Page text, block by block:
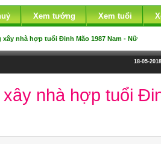
Xem tướng Xem tuổi
xây nhà hợp tuổi Đinh Mão 1987 Nam - Nữ
18-05-
nhà hợp tuổi